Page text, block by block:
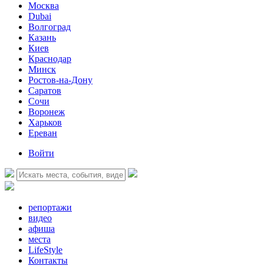
Москва
Dubai
Волгоград
Казань
Киев
Краснодар
Минск
Ростов-на-Дону
Саратов
Сочи
Воронеж
Харьков
Ереван
Войти
репортажи
видео
афиша
места
LifeStyle
Контакты